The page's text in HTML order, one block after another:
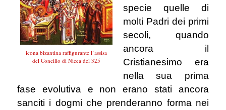
icona bizantina raffigurante l’assisa
del Concilio di Nicea del 325
specie quelle di
molti Padri dei primi
secoli, quando
ancora il
Cristianesimo era
nella sua prima
fase evolutiva e non erano stati ancora
sanciti i dogmi che prenderanno forma nei